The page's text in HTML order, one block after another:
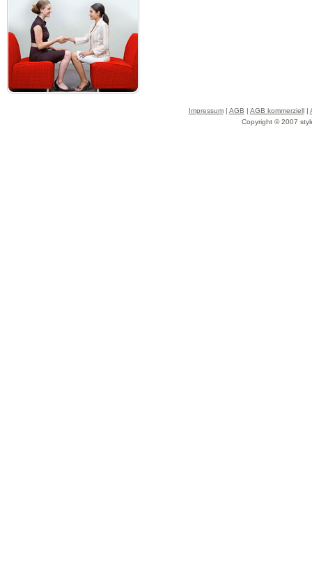
Impressum| AGB | AGB kommerziell|
Copyright © 2007